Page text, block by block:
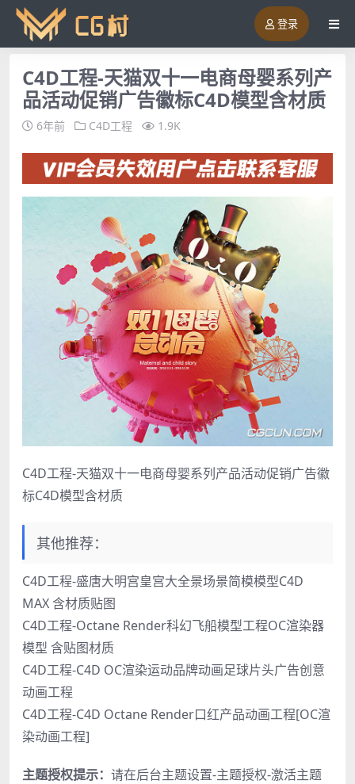
登录
C4D工程-天猫双十一电商母婴系列产
品活动促销广告徽标C4D模型含材质
6年前 C4D工程 1.9K
C4D工程-天猫双十一电商母婴系列产品活动促销广告徽
标C4D模型含材质
其他推荐：
C4D工程-盛唐大明宫皇宫大全景场景简模模型C4D
MAX 含材质贴图
C4D工程-Octane Render科幻飞船模型工程OC渲染器
模型 含贴图材质
C4D工程-C4D OC渲染运动品牌动画足球片头广告创意
动画工程
C4D工程-C4D Octane Render口红产品动画工程[OC渲
染动画工程]
主题授权提示： 请在后台主题设置-主题授权-激活主题